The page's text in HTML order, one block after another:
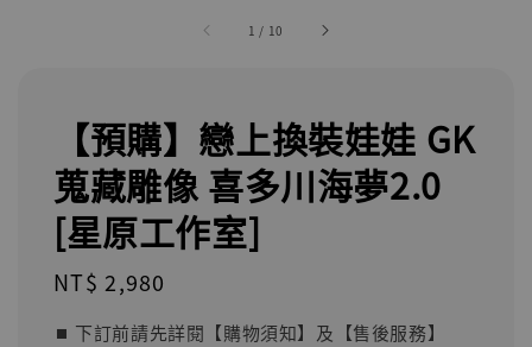
1 / 10
【預購】戀上換裝娃娃 GK
蒐藏雕像 喜多川海夢2.0
[星原工作室]
Regular
NT$ 2,980
⏹︎ 下訂前請先詳閱【購物須知】及【售後服務】